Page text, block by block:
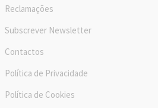
Reclamações
Subscrever Newsletter
Contactos
Política de Privacidade
Política de Cookies